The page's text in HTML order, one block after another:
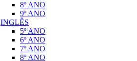
8º ANO
9º ANO
INGLÊS
5º ANO
6º ANO
7º ANO
8º ANO